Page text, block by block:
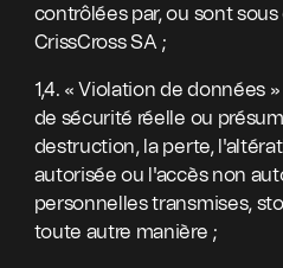
contrôlées par, ou sont
CrissCross SA ;
1,4. « Violation de données
de sécurité réelle ou
destruction, la perte,
autorisée ou l'accès non
personnelles transmises,
toute autre manière ;